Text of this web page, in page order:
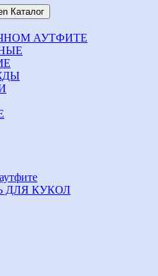
Каталог
АУТФИТЕ
ДЛЯ КУКОЛ